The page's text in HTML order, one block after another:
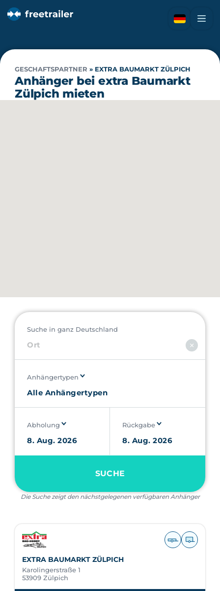
GESCHAFTSPARTNER » EXTRA BAUMARKT ZÜLPICH
Anhänger bei extra Baumarkt
Zülpich mieten
Suche in ganz Deutschland
Anhängertypen
Abholung Rückgabe
SUCHE
Die Suche zeigt den nächstgelegenen verfügbaren Anhänger
EXTRA BAUMARKT ZÜLPICH
Karolingerstraße 1
53909 Zülpich